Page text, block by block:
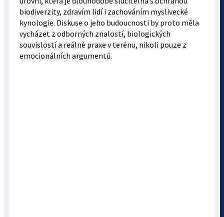
biodiverzity, zdravím lidí i zachováním myslivecké
kynologie. Diskuse o jeho budoucnosti by proto měla
vycházet z odborných znalostí, biologických
souvislostí a reálné praxe v terénu, nikoli pouze z
emocionálních argumentů.